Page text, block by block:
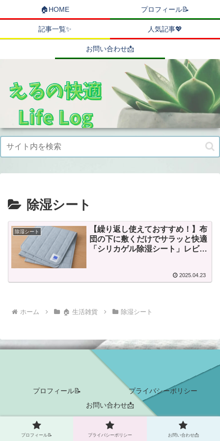
🏠HOME プロフィール📝
記事一覧✨ 人気記事💖
お問い合わせ📩
除湿シート
除湿シート
【繰り返し使えておすすめ！】布
団の下に敷くだけでサラッと快適
「シリカゲル除湿シート」レビュ
2025.04.23
ホーム 🏠 生活雑貨 除湿シート
プロフィール📝
プライバシーポリシー
お問い合わせ📩
© 2025 えるの快適 Life Log.
プロフィール📝 プライバシーポリシー お問い合わせ📩